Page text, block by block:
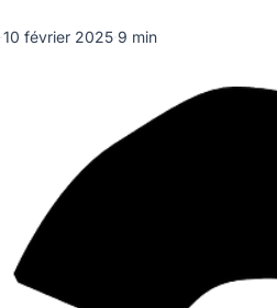
·10 février 2025·9 min